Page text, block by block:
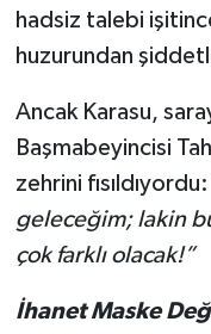
hadsiz talebi
huzurundan
Ancak Karasu,
Başmabeyincisi
zehrini fısıldıyordu:
geleceğim; lakin
çok farklı olacak!”
İhanet Maske